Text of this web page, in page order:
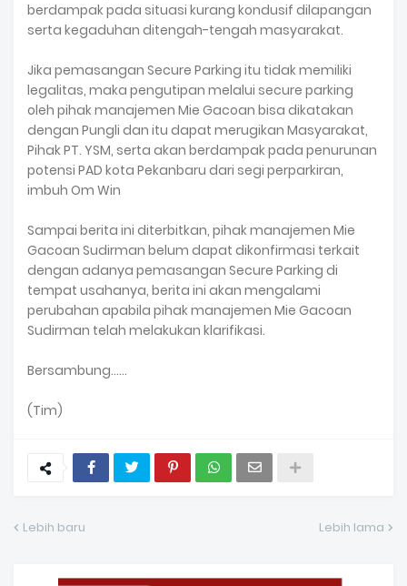
berdampak pada situasi kurang kondusif dilapangan
serta kegaduhan ditengah-tengah masyarakat.
Jika pemasangan Secure Parking itu tidak memiliki
legalitas, maka pengutipan melalui secure parking
oleh pihak manajemen Mie Gacoan bisa dikatakan
dengan Pungli dan itu dapat merugikan Masyarakat,
Pihak PT. YSM, serta akan berdampak pada penurunan
potensi PAD kota Pekanbaru dari segi perparkiran,
imbuh Om Win
Sampai berita ini diterbitkan, pihak manajemen Mie
Gacoan Sudirman belum dapat dikonfirmasi terkait
dengan adanya pemasangan Secure Parking di
tempat usahanya, berita ini akan mengalami
perubahan apabila pihak manajemen Mie Gacoan
Sudirman telah melakukan klarifikasi.
Bersambung......
(Tim)
Lebih baru Lebih lama